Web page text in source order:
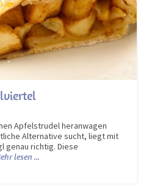
Apfelstrudel heranwagen
Alternative sucht, liegt mit
genau richtig. Diese
lesen ...